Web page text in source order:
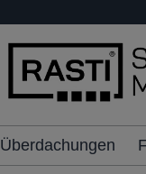
springen
Überdachungen